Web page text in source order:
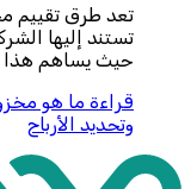
تعد طرق تقييم
تستند إليها
حيث يساهم هذا
قراءة ما هو
وتحديد الأرباح